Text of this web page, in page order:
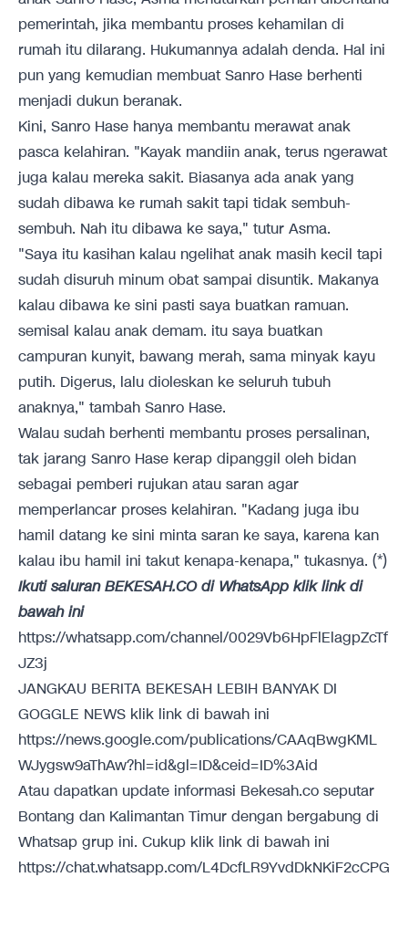
pemerintah, jika membantu proses kehamilan di
rumah itu dilarang. Hukumannya adalah denda. Hal ini
pun yang kemudian membuat Sanro Hase berhenti
menjadi dukun beranak.
Kini, Sanro Hase hanya membantu merawat anak
pasca kelahiran. "Kayak mandiin anak, terus ngerawat
juga kalau mereka sakit. Biasanya ada anak yang
sudah dibawa ke rumah sakit tapi tidak sembuh-
sembuh. Nah itu dibawa ke saya," tutur Asma.
"Saya itu kasihan kalau ngelihat anak masih kecil tapi
sudah disuruh minum obat sampai disuntik. Makanya
kalau dibawa ke sini pasti saya buatkan ramuan.
semisal kalau anak demam. itu saya buatkan
campuran kunyit, bawang merah, sama minyak kayu
putih. Digerus, lalu dioleskan ke seluruh tubuh
anaknya," tambah Sanro Hase.
Walau sudah berhenti membantu proses persalinan,
tak jarang Sanro Hase kerap dipanggil oleh bidan
sebagai pemberi rujukan atau saran agar
memperlancar proses kelahiran. "Kadang juga ibu
hamil datang ke sini minta saran ke saya, karena kan
kalau ibu hamil ini takut kenapa-kenapa," tukasnya. (*)
Ikuti saluran BEKESAH.CO di WhatsApp klik link di
bawah ini
https://whatsapp.com/channel/0029Vb6HpFlElagpZcTf
JZ3j
JANGKAU BERITA BEKESAH LEBIH BANYAK DI
GOGGLE NEWS klik link di bawah ini
https://news.google.com/publications/CAAqBwgKML
WJygsw9aThAw?hl=id&gl=ID&ceid=ID%3Aid
Atau dapatkan update informasi Bekesah.co seputar
Bontang dan Kalimantan Timur dengan bergabung di
Whatsap grup ini. Cukup klik link di bawah ini
https://chat.whatsapp.com/L4DcfLR9YvdDkNKiF2cCPG